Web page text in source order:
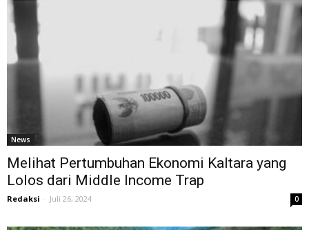
News
Melihat Pertumbuhan Ekonomi Kaltara yang
Lolos dari Middle Income Trap
Redaksi - Juli 26, 2024 0